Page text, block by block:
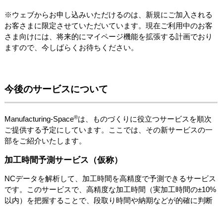
※ウェブからお申し込みいただけるのは、新規にご加入される
お客さまに限定させていただいています。現在ご利用中のお客
さま向けには、将来的にマイページ機能を拡張する計画でおり
ますので、今しばらくお待ちください。
今後のサービスについて
Manufacturing-Space®は、ものづくりに役立つサービスを順次
ご提供する予定にしています。ここでは、その新サービスの一
部をご紹介いたします。
加工時間予測サービス（仮称）
NCデータを解析して、加工時間を高精度で予測できるサービス
です。このサービスで、高精度な加工時間（実加工時間の±10%
以内）を把握することで、段取り時間や納期などが的確に判断